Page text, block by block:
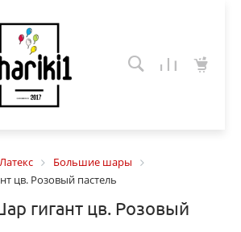
Латекс
Большие шары
цв. Розовый пастель
гигант цв. Розовый